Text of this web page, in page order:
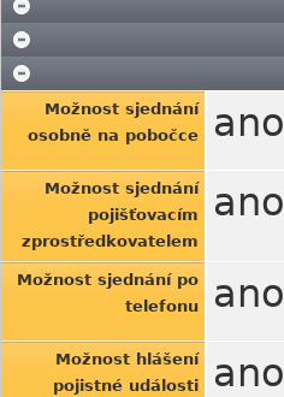
Možnost sjednání
osobně na pobočce
ano
Možnost sjednání
pojišťovacím
zprostředkovatelem
ano
Možnost sjednání po
telefonu
ano
Možnost hlášení
pojistné události
ano